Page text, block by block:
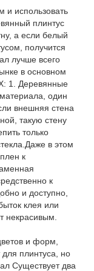
и использовать
плинтус
а если белый
получится
лучше всего
в основном
1. Деревянные
один
внешняя стена
такую ​​стену
только
в этом
к
к
и доступно,
клея или
некрасивым.
и форм,
плинтуса, но
Существует два